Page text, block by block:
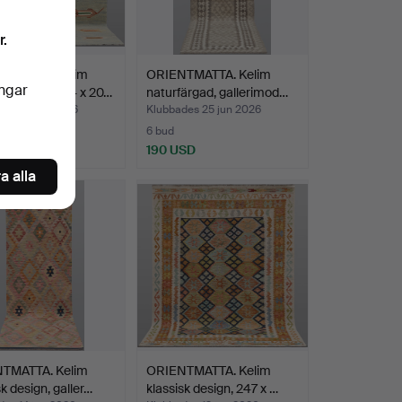
Kelim
design, 294 x 20…
26 jun 2026
ORIENTMATTA. Kelim
naturfärgad, gallerimod…
Klubbades 25 jun 2026
6 bud
190 USD
Kelim
design, galler…
ORIENTMATTA. Kelim
klassisk design, 247 x …
alla